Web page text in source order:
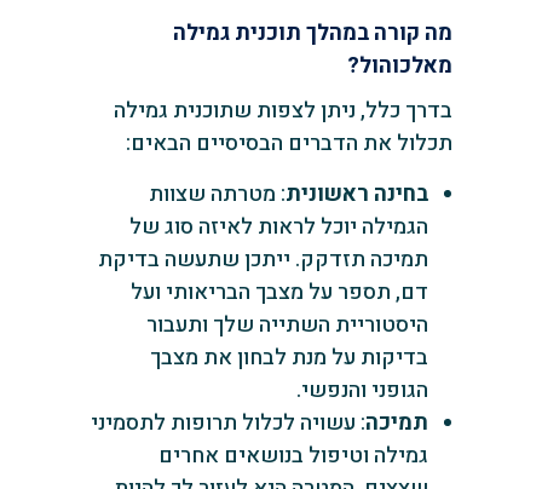
מה קורה במהלך תוכנית גמילה
מאלכוהול?
בדרך כלל, ניתן לצפות שתוכנית גמילה
תכלול את הדברים הבסיסיים הבאים:
בחינה ראשונית: מטרתה שצוות
הגמילה יוכל לראות לאיזה סוג של
תמיכה תזדקק. ייתכן שתעשה בדיקת
דם, תספר על מצבך הבריאותי ועל
היסטוריית השתייה שלך ותעבור
בדיקות על מנת לבחון את מצבך
הגופני והנפשי.
תמיכה: עשויה לכלול תרופות לתסמיני
גמילה וטיפול בנושאים אחרים